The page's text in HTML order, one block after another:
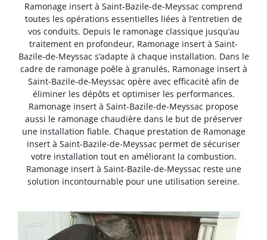
Ramonage insert à Saint-Bazile-de-Meyssac comprend
toutes les opérations essentielles liées à l’entretien de
vos conduits. Depuis le ramonage classique jusqu’au
traitement en profondeur, Ramonage insert à Saint-
Bazile-de-Meyssac s’adapte à chaque installation. Dans le
cadre de ramonage poêle à granulés, Ramonage insert à
Saint-Bazile-de-Meyssac opère avec efficacité afin de
éliminer les dépôts et optimiser les performances.
Ramonage insert à Saint-Bazile-de-Meyssac propose
aussi le ramonage chaudière dans le but de préserver
une installation fiable. Chaque prestation de Ramonage
insert à Saint-Bazile-de-Meyssac permet de sécuriser
votre installation tout en améliorant la combustion.
Ramonage insert à Saint-Bazile-de-Meyssac reste une
solution incontournable pour une utilisation sereine.